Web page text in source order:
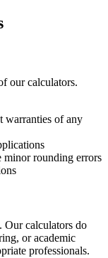
our calculators.
warranties of any
minor rounding errors
Our calculators do
or academic
professionals.